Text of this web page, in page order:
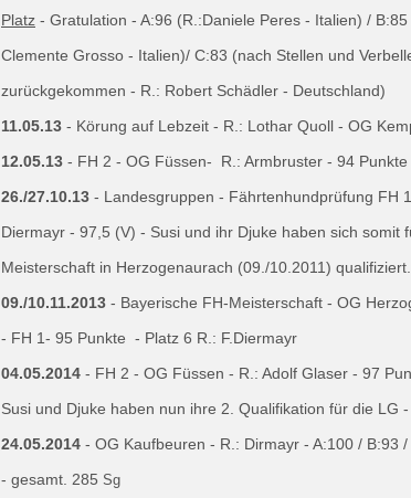
Platz - Gratulation - A:96 (R.:Daniele Peres - Italien) /
Clemente Grosso - Italien)/ C:83 (nach Stellen und
zurückgekommen - R.: Robert Schädler - Deutschland)
11.05.13 - Körung auf Lebzeit - R.: Lothar Quoll - OG
12.05.13 - FH 2 - OG Füssen- R.: Armbruster - 94 Punkte
26./27.10.13 - Landesgruppen - Fährtenhundprüfung FH
Diermayr - 97,5 (V) - Susi und ihr Djuke haben sich somit
Meisterschaft in Herzogenaurach (09./10.2011)
09./10.11.2013 - Bayerische FH-Meisterschaft - OG
- FH 1- 95 Punkte - Platz 6 R.: F.Diermayr
04.05.2014 - FH 2 - OG Füssen - R.: Adolf Glaser - 97
Susi und Djuke haben nun ihre 2. Qualifikation für die LG
24.05.2014 - OG Kaufbeuren - R.: Dirmayr - A:100 / B:93
- gesamt. 285 Sg